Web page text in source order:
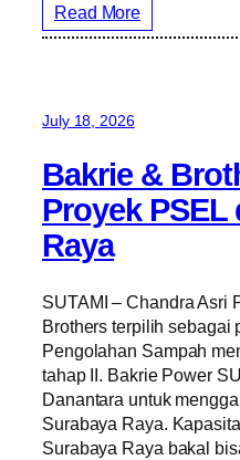
Read More
July 18, 2026
Bakrie &
Proyek PSEL
Raya
SUTAMI – Chandra Asri
Brothers terpilih sebagai
Pengolahan Sampah
tahap II. Bakrie Power
Danantara untuk
Surabaya Raya.
Surabaya Raya bakal